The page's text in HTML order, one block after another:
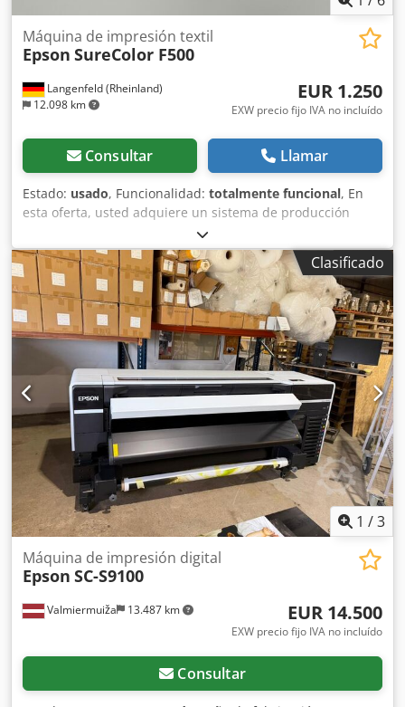
Langenfeld (Rheinland)
12.098 km
Máquina de impresión textil
Epson SureColor F500
EUR 1.250
EXW precio fijo IVA no incluído
Consultar Llamar
Estado: usado, Funcionalidad: totalmente funcional, En
esta oferta, usted adquiere un sistema de producción
usado, modelo "Epson SureColor F500". Objeto de la venta:
1 unidad de Epson SureColor F500 No hay problema en
configurar la máquina según sus preferencias. ¡No dude
en ponerse en contacto con nosotros! Estado:
Csdpfxezmpz Ie Ag Toha Esta oferta corresponde a un
equipo usado, que puede presentar signos de uso
(pequeños arañazos o amarilleamientos). El equipo ha sido
probado y funciona correctamente. En la foto se puede ver
una impresión de prueba. Embalaje y envío: Puede venir a
ver el equipo durante nuestro horario de atención al
público. ¡Concertemos una cita! Ofrecemos embalaje
resistente al transporte marítimo y envío a nivel mundial,
bajo petición. Antes del envío o la recogida, realizaremos
una prueba de funcionamiento y la grabaremos en vídeo
para usted. Para obtener más información, puede ponerse
en contacto con nosotros personalmente.
Clasificado
1 /3
Valmiermuiža 13.487 km
Máquina de impresión digital
Epson SC-S9100
EUR 14.500
EXW precio fijo IVA no incluído
Consultar